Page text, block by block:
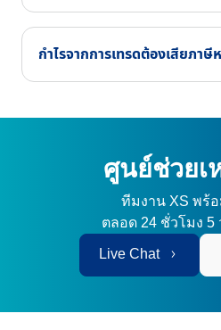
กำไรจากการเทรดต้องเสียภาษี
ศูนย์ช่วยเ
ทีมงาน XS พร้
ตลอด 24 ชั่วโมง
Live Chat